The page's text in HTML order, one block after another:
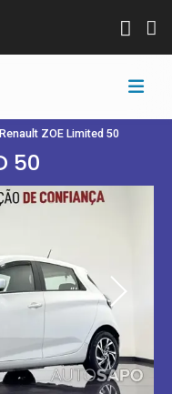
Renault ZOE Limited 50
50